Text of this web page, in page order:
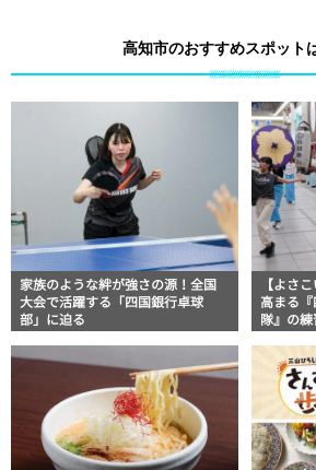
高知市のおすすめスポット
家族のような絆が強さの源！全国
大会で活躍する「四国銀行卓球
部」に迫る
【よさ
高まる
隊』の